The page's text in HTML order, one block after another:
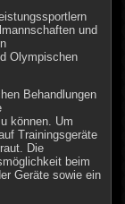
und
Olympischen
Behandlungen
können. Um
Trainingsgeräte
Die
beim
Geräte sowie ein